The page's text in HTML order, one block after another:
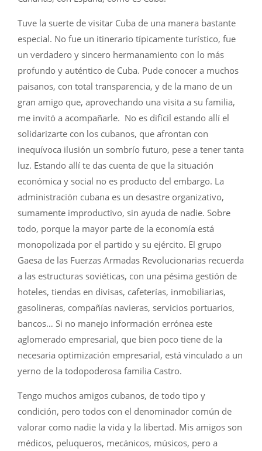
Tuve la suerte de visitar Cuba de una manera bastante
especial. No fue un itinerario típicamente turístico, fue
un verdadero y sincero hermanamiento con lo más
profundo y auténtico de Cuba. Pude conocer a muchos
paisanos, con total transparencia, y de la mano de un
gran amigo que, aprovechando una visita a su familia,
me invitó a acompañarle. No es difícil estando allí el
solidarizarte con los cubanos, que afrontan con
inequívoca ilusión un sombrío futuro, pese a tener tanta
luz. Estando allí te das cuenta de que la situación
económica y social no es producto del embargo. La
administración cubana es un desastre organizativo,
sumamente improductivo, sin ayuda de nadie. Sobre
todo, porque la mayor parte de la economía está
monopolizada por el partido y su ejército. El grupo
Gaesa de las Fuerzas Armadas Revolucionarias recuerda
a las estructuras soviéticas, con una pésima gestión de
hoteles, tiendas en divisas, cafeterías, inmobiliarias,
gasolineras, compañías navieras, servicios portuarios,
bancos… Si no manejo información errónea este
aglomerado empresarial, que bien poco tiene de la
necesaria optimización empresarial, está vinculado a un
yerno de la todopoderosa familia Castro.
Tengo muchos amigos cubanos, de todo tipo y
condición, pero todos con el denominador común de
valorar como nadie la vida y la libertad. Mis amigos son
médicos, peluqueros, mecánicos, músicos, pero a